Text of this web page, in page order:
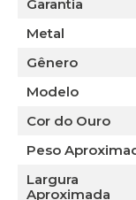
Garantia
Metal
Gênero
Modelo
Cor do Ouro
Peso
Largura
Aproximada